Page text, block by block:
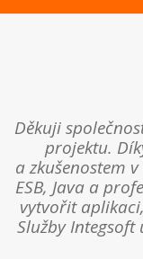
Děkuji
projektu.
a zkušenostem
ESB, Java a
vytvořit
Služby